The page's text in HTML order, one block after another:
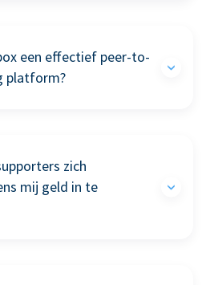
een effectief peer-to-
platform?
zich
mij geld in te